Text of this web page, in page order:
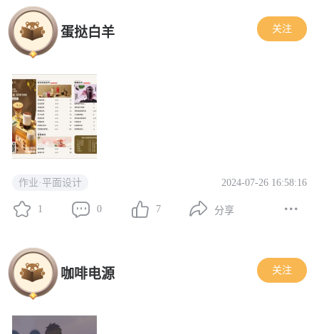
蛋挞白羊 关注
作业·平面设计 2024-07-26 16:58:16
1 0 7 分享
咖啡电源 关注